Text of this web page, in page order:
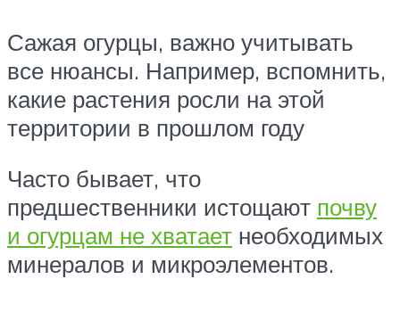
Сажая огурцы, важно учитывать
все нюансы. Например, вспомнить,
какие растения росли на этой
территории в прошлом году
Часто бывает, что
предшественники истощают почву
и огурцам не хватает необходимых
минералов и микроэлементов.